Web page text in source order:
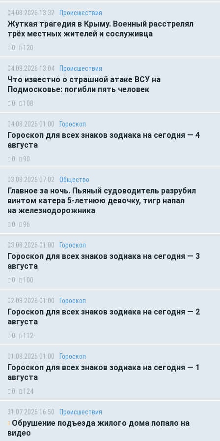
04.08.2026 13:32 Происшествия
Жуткая трагедия в Крыму. Военный расстрелял
трёх местных жителей и сослуживца
0 120
04.08.2026 13:04 Происшествия
Что известно о страшной атаке ВСУ на
Подмосковье: погибли пять человек
0 108
04.08.2026 01:00 Гороскоп
Гороскоп для всех знаков зодиака на сегодня — 4
августа
0 90
03.08.2026 07:02 Общество
Главное за ночь. Пьяный судоводитель разрубил
винтом катера 5-летнюю девочку, тигр напал
на железнодорожника
0 96
03.08.2026 01:00 Гороскоп
Гороскоп для всех знаков зодиака на сегодня — 3
августа
0 100
02.08.2026 01:00 Гороскоп
Гороскоп для всех знаков зодиака на сегодня — 2
августа
0 112
01.08.2026 01:00 Гороскоп
Гороскоп для всех знаков зодиака на сегодня — 1
августа
0 124
31.07.2026 16:50 Происшествия
Обрушение подъезда жилого дома попало на
видео